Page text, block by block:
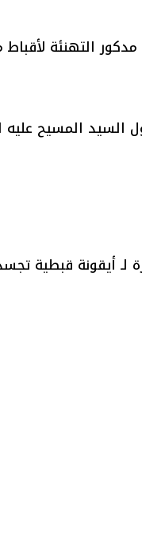
التهنئة
السيد المسيح
لـ أيقونة قبطية